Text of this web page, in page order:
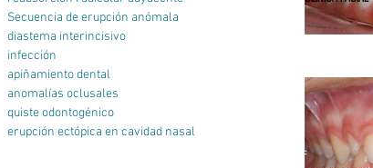
Secuencia de erupción anómala
diastema interincisivo
infección
apiñamiento dental
anomalías oclusales
quiste odontogénico
erupción ectópica en cavidad nasal